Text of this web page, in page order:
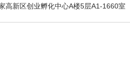
高新区创业孵化中心A楼5层A1-1660室